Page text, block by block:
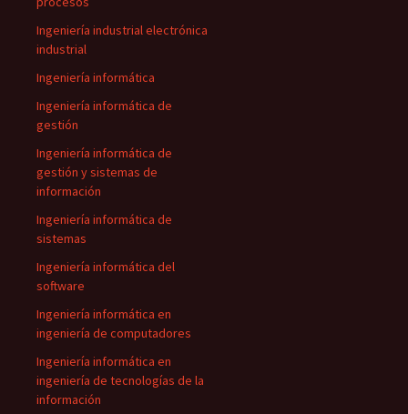
Ingeniería industrial electrónica
industrial
Ingeniería informática
Ingeniería informática de
gestión
Ingeniería informática de
gestión y sistemas de
información
Ingeniería informática de
sistemas
Ingeniería informática del
software
Ingeniería informática en
ingeniería de computadores
Ingeniería informática en
ingeniería de tecnologías de la
información